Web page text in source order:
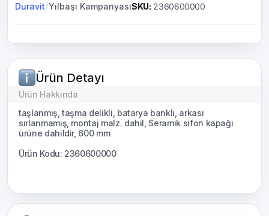
Duravit/Yılbaşı KampanyasıSKU: 2360600000
Ürün Detayı
Ürün Hakkında
taşlanmış, taşma delikli, batarya banklı, arkası
sırlanmamış, montaj malz. dahil, Seramik sifon kapağı
ürüne dahildir, 600 mm
Ürün Kodu: 2360600000